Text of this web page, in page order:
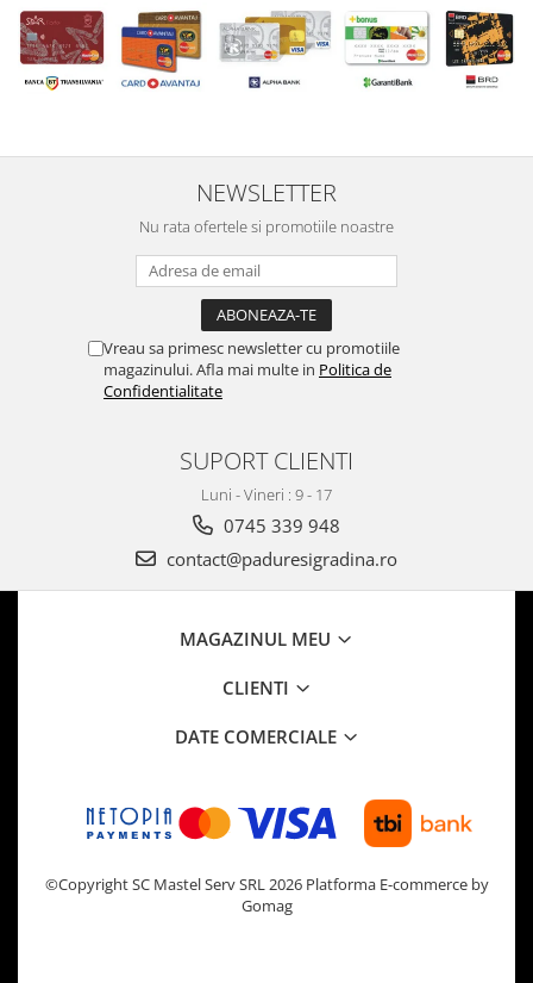
NEWSLETTER
Nu rata ofertele si promotiile noastre
Vreau sa primesc newsletter cu promotiile
magazinului. Afla mai multe in Politica de
Confidentialitate
SUPORT CLIENTI
Luni - Vineri : 9 - 17
0745 339 948
contact@paduresigradina.ro
MAGAZINUL MEU
CLIENTI
DATE COMERCIALE
©Copyright SC Mastel Serv SRL 2026 Platforma E-commerce by
Gomag